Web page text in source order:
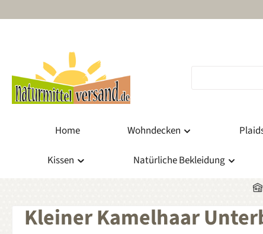
Home Wohndecken
Kissen Natürliche Bekleidung
Kleiner Kamelhaar